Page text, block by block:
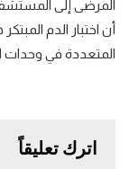
المرضى إلى
أن اختبار الدم
المتعددة في وحدات
اترك تعليقاً